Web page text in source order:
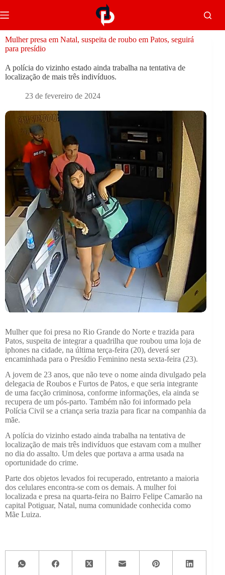
Mulher presa em Natal, suspeita de roubo em Patos, seguirá
para presídio
A polícia do vizinho estado ainda trabalha na tentativa de
localização de mais três indivíduos.
23 de fevereiro de 2024
Mulher que foi presa no Rio Grande do Norte e trazida para
Patos, suspeita de integrar a quadrilha que roubou uma loja de
iphones na cidade, na última terça-feira (20), deverá ser
encaminhada para o Presídio Feminino nesta sexta-feira (23).
A jovem de 23 anos, que não teve o nome ainda divulgado pela
delegacia de Roubos e Furtos de Patos, e que seria integrante
de uma facção criminosa, conforme informações, ela ainda se
recupera de um pós-parto. Também não foi informado pela
Polícia Civil se a criança seria trazia para ficar na companhia da
mãe.
A polícia do vizinho estado ainda trabalha na tentativa de
localização de mais três indivíduos que estavam com a mulher
no dia do assalto. Um deles que portava a arma usada na
oportunidade do crime.
Parte dos objetos levados foi recuperado, entretanto a maioria
dos celulares encontra-se com os demais. A mulher foi
localizada e presa na quarta-feira no Bairro Felipe Camarão na
capital Potiguar, Natal, numa comunidade conhecida como
Mãe Luiza.